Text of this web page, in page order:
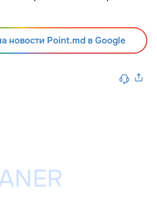
новости Point.md в Google